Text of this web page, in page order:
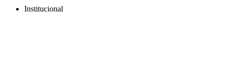
Institucional